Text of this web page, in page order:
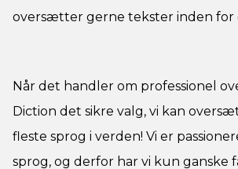
oversætter gerne tekster inden for
Når det handler om professionel
Diction det sikre valg, vi kan
fleste sprog i verden! Vi er
sprog, og derfor har vi kun ganske